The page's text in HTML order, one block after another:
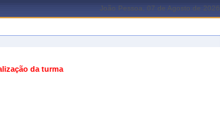
João Pessoa, 07 de Agosto de 2026
da turma